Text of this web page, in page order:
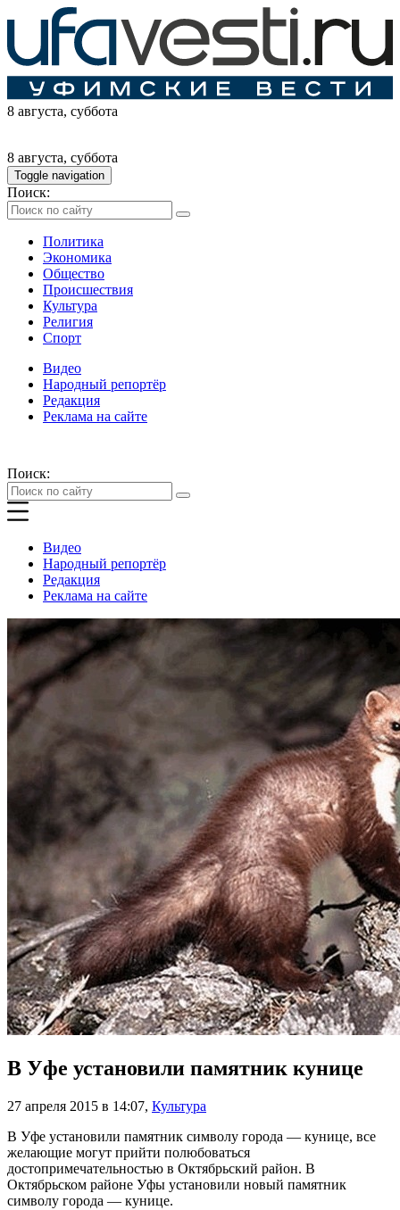
8 августа, суббота
8 августа, суббота
Toggle navigation
Поиск:
Политика
Экономика
Общество
Происшествия
Культура
Религия
Спорт
Видео
Народный репортёр
Редакция
Реклама на сайте
Поиск:
Видео
Народный репортёр
Редакция
Реклама на сайте
В Уфе установили памятник кунице
27 апреля 2015 в 14:07, Культура
В Уфе установили памятник символу города — кунице, все
желающие могут прийти полюбоваться
достопримечательностью в Октябрьский район. В
Октябрьском районе Уфы установили новый памятник
символу города — кунице.